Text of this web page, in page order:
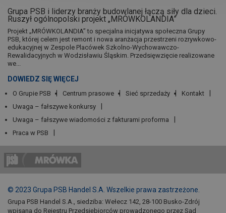
Grupa PSB i liderzy branży budowlanej łączą siły dla dzieci.
Ruszył ogólnopolski projekt „MRÓWKOLANDIA”
Projekt „MRÓWKOLANDIA” to specjalna inicjatywa społeczna Grupy
PSB, której celem jest remont i nowa aranżacja przestrzeni rozrywkowo-
edukacyjnej w Zespole Placówek Szkolno-Wychowawczo-
Rewalidacyjnych w Wodzisławiu Śląskim. Przedsięwzięcie realizowane
we...
DOWIEDZ SIĘ WIĘCEJ
O Grupie PSB Centrum prasowe Sieć sprzedaży
Kontakt
Uwaga – fałszywe konkursy
Uwaga – fałszywe wiadomości z fakturami proforma
Praca w PSB
© 2023 Grupa PSB Handel S.A. Wszelkie prawa zastrzeżone.
Grupa PSB Handel S.A., siedziba: Wełecz 142, 28-100 Busko-Zdrój
wpisana do Rejestru Przedsiębiorców prowadzonego przez Sąd